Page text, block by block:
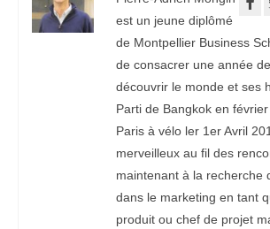
est un jeune diplômé
de Montpellier Business
de consacrer une année
découvrir le monde et ses
Parti de Bangkok en
Paris à vélo ler 1er Avril
merveilleux au fil des
maintenant à la recherche
dans le marketing en tant
produit ou chef de projet